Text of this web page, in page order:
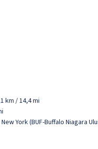
km / 14,4 mi
York (BUF-Buffalo Niagara